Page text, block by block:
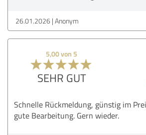
26.01.2026 Anonym
5,00 von 5
SEHR GUT
Schnelle Rückmeldung, günstig im
gute Bearbeitung. Gern wieder.